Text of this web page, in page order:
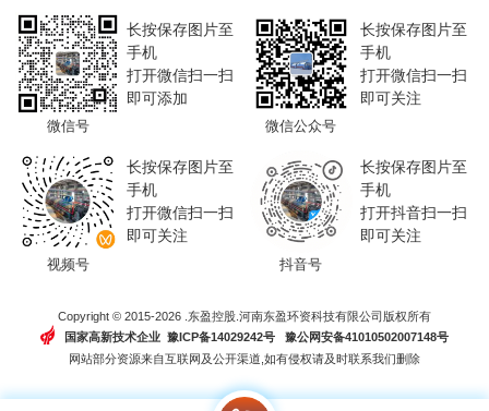
微信号
长按保存图片至
手机
打开微信扫一扫
即可添加
微信公众号
长按保存图片至
手机
打开微信扫一扫
即可关注
视频号
长按保存图片至
手机
打开微信扫一扫
即可关注
抖音号
长按保存图片至
手机
打开抖音扫一扫
即可关注
Copyright © 2015-2026 .东盈控股.河南东盈环资科技有限公司版权所有
国家高新技术企业 豫ICP备14029242号豫公网安备41010502007148号
网站部分资源来自互联网及公开渠道,如有侵权请及时联系我们删除